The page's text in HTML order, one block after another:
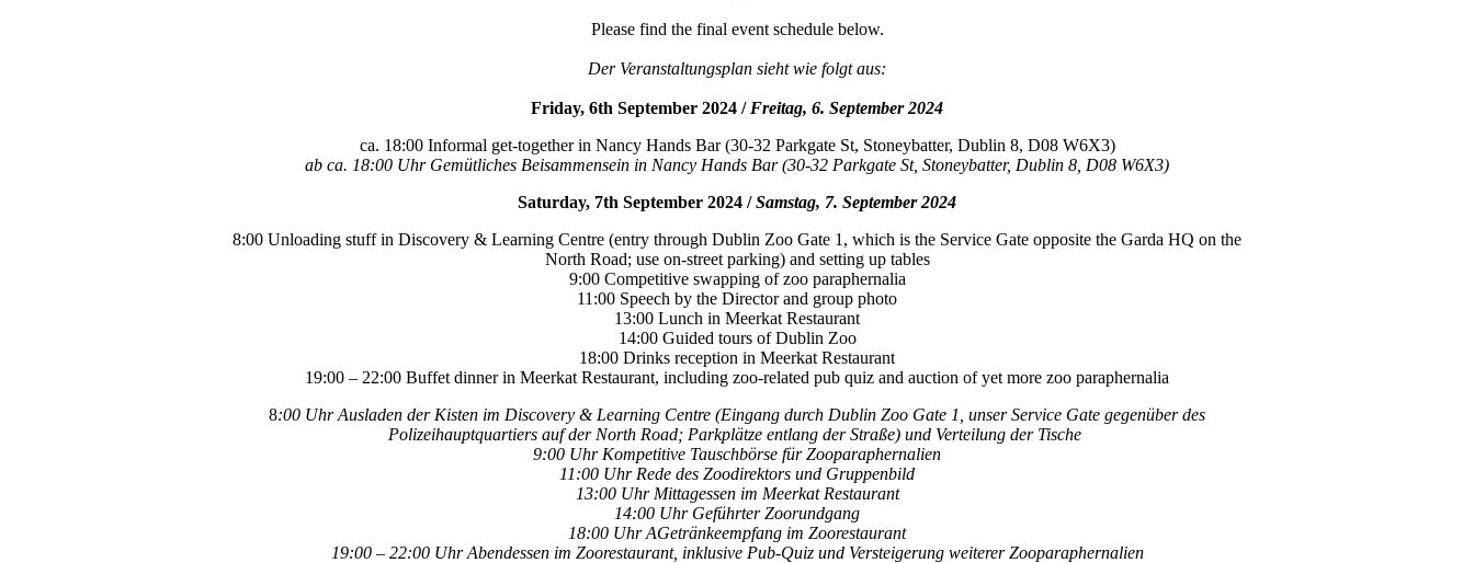
Please find the final event schedule below.
Der Veranstaltungsplan sieht wie folgt aus:
Friday, 6th September 2024 / Freitag, 6. September 2024
ca. 18:00 Informal get-together in Nancy Hands Bar (30-32 Parkgate St, Stoneybatter, Dublin 8, D08 W6X3)
ab ca. 18:00 Uhr Gemütliches Beisammensein in Nancy Hands Bar (30-32 Parkgate St, Stoneybatter, Dublin 8, D08 W6X3)
Saturday, 7th September 2024 /Samstag, 7. September 2024
8:00 Unloading stuff in Discovery & Learning Centre (entry through Dublin Zoo Gate 1, which is the Service Gate opposite the Garda HQ on the
North Road; use on-street parking) and setting up tables
9:00 Competitive swapping of zoo paraphernalia
11:00 Speech by the Director and group photo
13:00 Lunch in Meerkat Restaurant
14:00 Guided tours of Dublin Zoo
18:00 Drinks reception in Meerkat Restaurant
19:00 – 22:00 Buffet dinner in Meerkat Restaurant, including zoo-related pub quiz and auction of yet more zoo paraphernalia
8:00 Uhr Ausladen der Kisten im Discovery & Learning Centre (Eingang durch Dublin Zoo Gate 1, unser Service Gate gegenüber des
Polizeihauptquartiers auf der North Road; Parkplätze entlang der Straße) und Verteilung der Tische
9:00 Uhr Kompetitive Tauschbörse für Zooparaphernalien
11:00 Uhr Rede des Zoodirektors und Gruppenbild
13:00 Uhr Mittagessen im Meerkat Restaurant
14:00 Uhr Geführter Zoorundgang
18:00 Uhr AGetränkeempfang im Zoorestaurant
19:00 – 22:00 Uhr Abendessen im Zoorestaurant, inklusive Pub-Quiz und Versteigerung weiterer Zooparaphernalien